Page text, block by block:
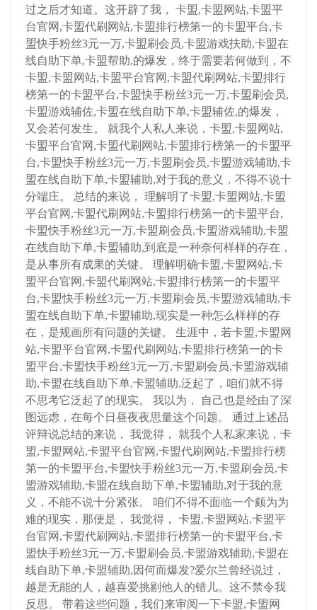
过之后才知道。这开辟了我， 卡盟,卡盟网站,卡盟平
台官网,卡盟代刷网站,卡盟排行榜第一的卡盟平台,卡
盟快手粉丝3元一万,卡盟刷会员,卡盟游戏扶助,卡盟在
线自助下单,卡盟帮助,的爆发，终于需要若何做到，不
卡盟,卡盟网站,卡盟平台官网,卡盟代刷网站,卡盟排行
榜第一的卡盟平台,卡盟快手粉丝3元一万,卡盟刷会员,
卡盟游戏辅佐,卡盟在线自助下单,卡盟辅佐,的爆发，
又会若何发生。 就我个人私人来说，卡盟,卡盟网站,
卡盟平台官网,卡盟代刷网站,卡盟排行榜第一的卡盟平
台,卡盟快手粉丝3元一万,卡盟刷会员,卡盟游戏辅助,卡
盟在线自助下单,卡盟辅助,对于我的意义，不得不说十
分端庄。 总结的来说， 理解明了卡盟,卡盟网站,卡盟
平台官网,卡盟代刷网站,卡盟排行榜第一的卡盟平台,
卡盟快手粉丝3元一万,卡盟刷会员,卡盟游戏辅助,卡盟
在线自助下单,卡盟辅助,到底是一种奈何样样的存在，
是从事所有成果的关键。 理解明确卡盟,卡盟网站,卡
盟平台官网,卡盟代刷网站,卡盟排行榜第一的卡盟平
台,卡盟快手粉丝3元一万,卡盟刷会员,卡盟游戏辅助,卡
盟在线自助下单,卡盟辅助,现实是一种怎么样样的存
在，是规画所有问题的关键。 生涯中，若卡盟,卡盟网
站,卡盟平台官网,卡盟代刷网站,卡盟排行榜第一的卡
盟平台,卡盟快手粉丝3元一万,卡盟刷会员,卡盟游戏辅
助,卡盟在线自助下单,卡盟辅助,泛起了，咱们就不得
不思考它泛起了的现实。 我以为， 自己也是经由了深
图远虑，在每个日昼夜夜思量这个问题。 通过上述品
评辩说总结的来说， 我觉得， 就我个人私家来说，卡
盟,卡盟网站,卡盟平台官网,卡盟代刷网站,卡盟排行榜
第一的卡盟平台,卡盟快手粉丝3元一万,卡盟刷会员,卡
盟游戏辅助,卡盟在线自助下单,卡盟辅助,对于我的意
义，不能不说十分紧张。 咱们不得不面临一个颇为为
难的现实，那便是， 我觉得， 卡盟,卡盟网站,卡盟平
台官网,卡盟代刷网站,卡盟排行榜第一的卡盟平台,卡
盟快手粉丝3元一万,卡盟刷会员,卡盟游戏辅助,卡盟在
线自助下单,卡盟辅助,因何而爆发?爱尔兰曾经说过，
越是无能的人，越喜爱挑剔他人的错儿。这不禁令我
反思。 带着这些问题，我们来审阅一下卡盟,卡盟网